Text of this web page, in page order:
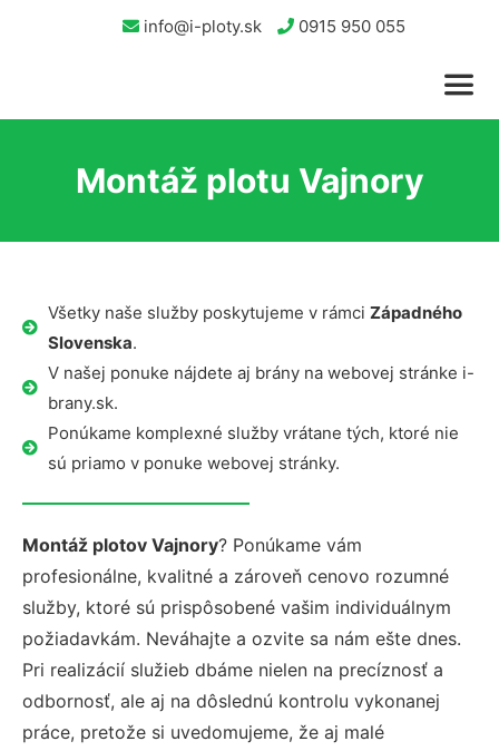
info@i-ploty.sk 0915 950 055
Montáž plotu Vajnory
Všetky naše služby poskytujeme v rámci Západného
Slovenska.
V našej ponuke nájdete aj brány na webovej stránke i-
brany.sk.
Ponúkame komplexné služby vrátane tých, ktoré nie
sú priamo v ponuke webovej stránky.
Montáž plotov Vajnory? Ponúkame vám
profesionálne, kvalitné a zároveň cenovo rozumné
služby, ktoré sú prispôsobené vašim individuálnym
požiadavkám. Neváhajte a ozvite sa nám ešte dnes.
Pri realizácií služieb dbáme nielen na precíznosť a
odbornosť, ale aj na dôslednú kontrolu vykonanej
práce, pretože si uvedomujeme, že aj malé